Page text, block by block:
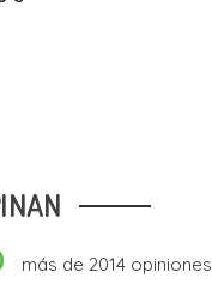
más de 2014opiniones